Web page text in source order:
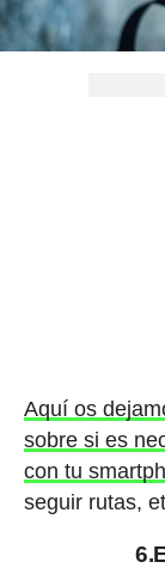
Aquí os
sobre si es
con tu
seguir rutas,